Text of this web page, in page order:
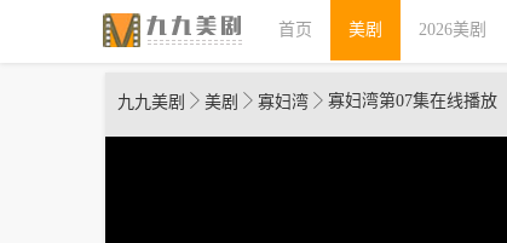
首页 美剧 2026美剧
九九美剧 美剧 寡妇湾 寡妇湾第07集在线播放